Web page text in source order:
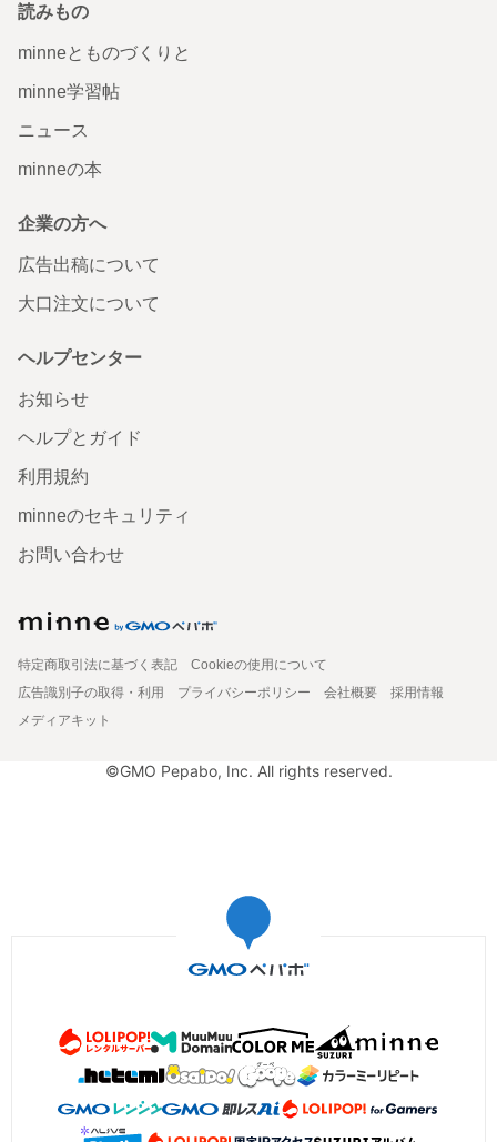
読みもの
minneとものづくりと
minne学習帖
ニュース
minneの本
企業の方へ
広告出稿について
大口注文について
ヘルプセンター
お知らせ
ヘルプとガイド
利用規約
minneのセキュリティ
お問い合わせ
特定商取引法に基づく表記
Cookieの使用について
広告識別子の取得・利用
プライバシーポリシー 会社概要
採用情報
メディアキット
©GMO Pepabo, Inc. All rights reserved.